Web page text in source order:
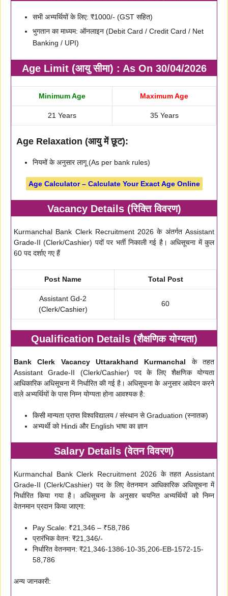
सभी अभ्यर्थियों के लिए: ₹1000/- (GST सहित)
भुगतान का माध्यम: ऑनलाइन (Debit Card / Credit Card / Net
Banking / UPI)
Age Limit (आयु सीमा) : As On 30/04/2026
Minimum Age Maximum Age
21 Years 35 Years
Age Relaxation (आयु में छूट):
नियमों के अनुसार लागू (As per bank rules)
Age Calculator – Calculate Your Exact Age Online
Vacancy Details (रिक्ति विवरण)
Kurmanchal Bank Clerk Recruitment 2026 के अंतर्गत Assistant
Grade-II (Clerk/Cashier) पदों पर भर्ती निकाली गई है। अधिसूचना में कुल
60 पद दर्शाए गए हैं
Post Name Total Post
Assistant Gd-2
(Clerk/Cashier)
60
Qualification Details (शैक्षणिक योग्यता)
Bank Clerk Vacancy Uttarakhand Kurmanchal के तहत
Assistant Grade-II (Clerk/Cashier) पद के लिए शैक्षणिक योग्यता
आधिकारिक अधिसूचना में निर्धारित की गई है। अधिसूचना के अनुसार आवेदन करने
वाले अभ्यर्थियों के पास निम्न योग्यता होना आवश्यक है:
किसी मान्यता प्राप्त विश्वविद्यालय / संस्थान से Graduation (स्नातक)
अभ्यर्थी को Hindi और English भाषा का ज्ञान
Salary Details (वेतन विवरण)
Kurmanchal Bank Clerk Recruitment 2026 के तहत Assistant
Grade-II (Clerk/Cashier) पद के लिए वेतनमान आधिकारिक अधिसूचना में
निर्धारित किया गया है। अधिसूचना के अनुसार चयनित अभ्यर्थियों को निम्न
वेतनमान प्रदान किया जाएगा:
Pay Scale: ₹21,346 – ₹58,786
प्रारंभिक वेतन: ₹21,346/-
निर्धारित वेतनमान: ₹21,346-1386-10-35,206-EB-1572-15-
58,786
अन्य जानकारी: